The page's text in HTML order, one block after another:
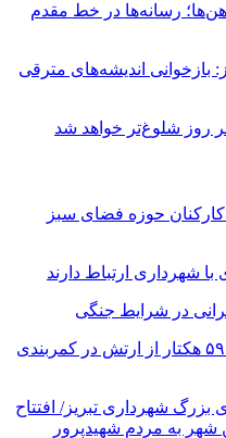
رسانه‌ها در خط مقدم
بازخوانی اندیشه‌های مترقی
روز شلوغ‌تر خواهد شد
کارکنان حوزه فضای سبز
آماده‌سازی نقشه‌های تفکیکی ۵۹ هکتار از ارتش در کمربندی
بزرگ شهرداری تبریز/ افتتاح
به مردم شهیدپرور